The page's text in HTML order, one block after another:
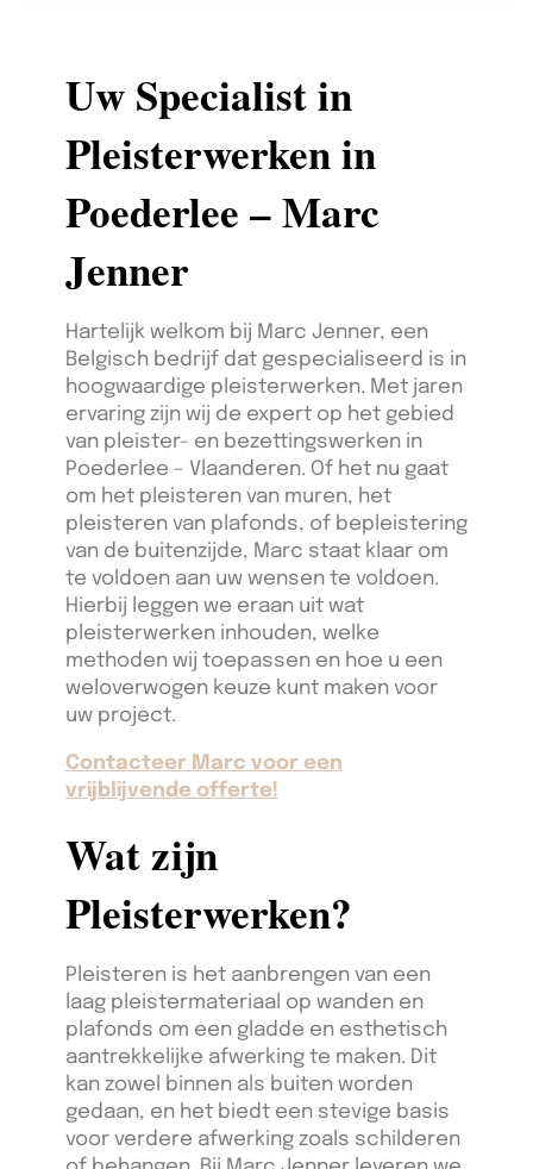
Uw Specialist in
Pleisterwerken in
Poederlee – Marc
Jenner
Hartelijk welkom bij Marc Jenner, een
Belgisch bedrijf dat gespecialiseerd is in
hoogwaardige pleisterwerken. Met jaren
ervaring zijn wij de expert op het gebied
van pleister- en bezettingswerken in
Poederlee – Vlaanderen. Of het nu gaat
om het pleisteren van muren, het
pleisteren van plafonds, of bepleistering
van de buitenzijde, Marc staat klaar om
te voldoen aan uw wensen te voldoen.
Hierbij leggen we eraan uit wat
pleisterwerken inhouden, welke
methoden wij toepassen en hoe u een
weloverwogen keuze kunt maken voor
uw project.
Contacteer Marc voor een
vrijblijvende offerte!
Wat zijn
Pleisterwerken?
Pleisteren is het aanbrengen van een
laag pleistermateriaal op wanden en
plafonds om een gladde en esthetisch
aantrekkelijke afwerking te maken. Dit
kan zowel binnen als buiten worden
gedaan, en het biedt een stevige basis
voor verdere afwerking zoals schilderen